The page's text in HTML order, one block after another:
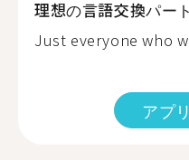
理想の言語交換パー
Just everyone who
アプ